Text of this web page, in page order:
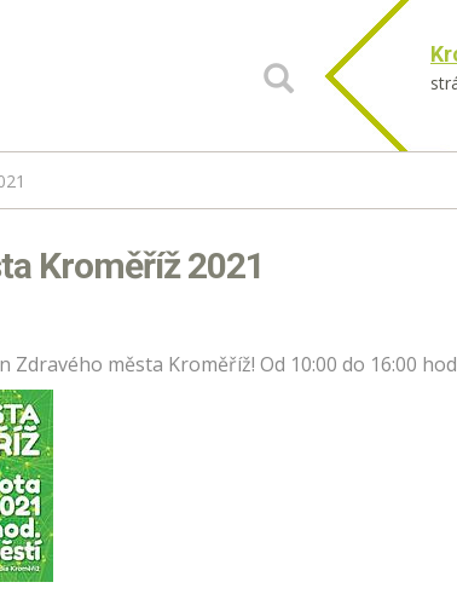
Kroměříž 2021
Zdravého města Kroměříž! Od 10:00 do 16:00